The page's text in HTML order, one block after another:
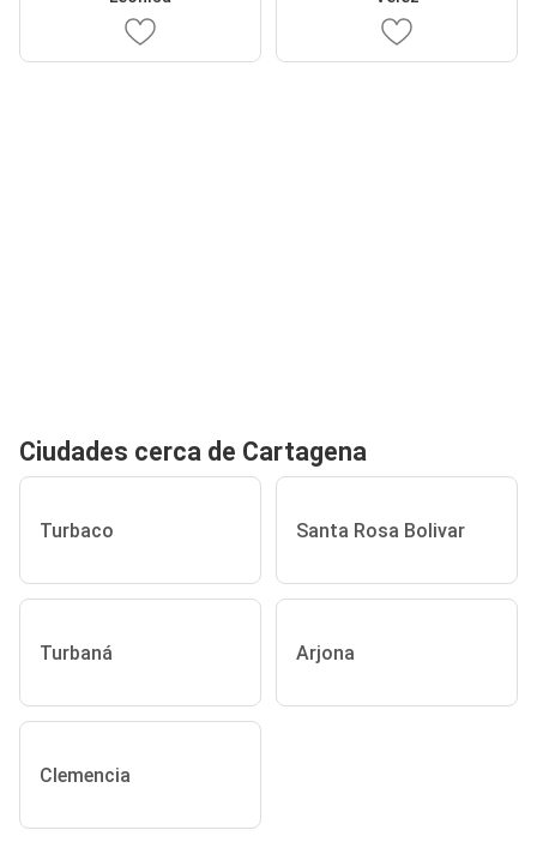
Ciudades cerca de Cartagena
Turbaco Santa Rosa Bolivar
Turbaná Arjona
Clemencia